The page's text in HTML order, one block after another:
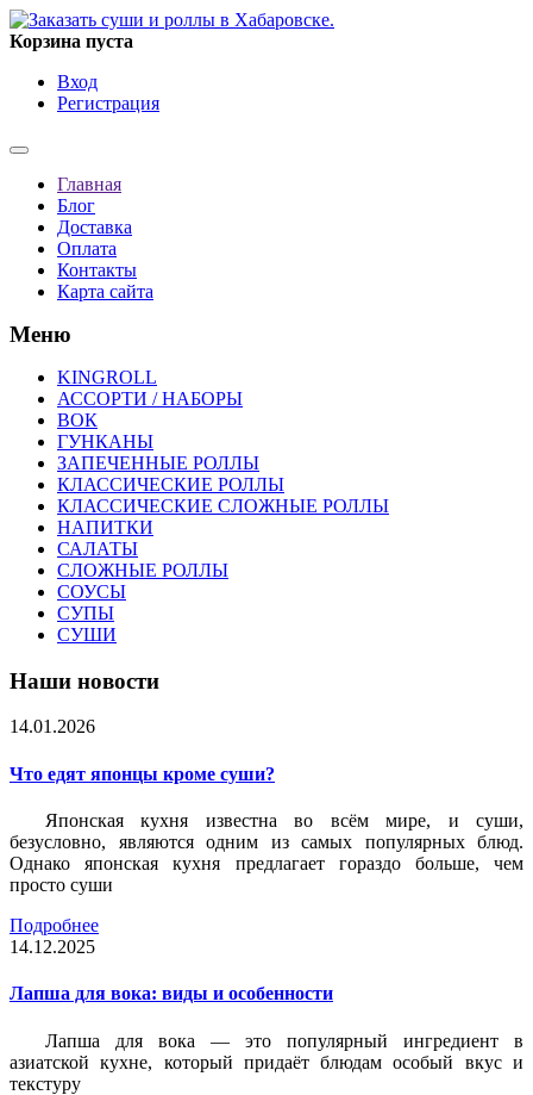
Корзина пуста
Вход
Регистрация
Главная
Блог
Доставка
Оплата
Контакты
Карта сайта
Меню
KINGROLL
АССОРТИ / НАБОРЫ
ВОК
ГУНКАНЫ
ЗАПЕЧЕННЫЕ РОЛЛЫ
КЛАССИЧЕСКИЕ РОЛЛЫ
КЛАССИЧЕСКИЕ СЛОЖНЫЕ РОЛЛЫ
НАПИТКИ
САЛАТЫ
СЛОЖНЫЕ РОЛЛЫ
СОУСЫ
СУПЫ
СУШИ
Наши новости
14.01.2026
Что едят японцы кроме суши?
Японская кухня известна во всём мире, и суши,
безусловно, являются одним из самых популярных блюд.
Однако японская кухня предлагает гораздо больше, чем
просто суши
Подробнее
14.12.2025
Лапша для вока: виды и особенности
Лапша для вока — это популярный ингредиент в
азиатской кухне, который придаёт блюдам особый вкус и
текстуру